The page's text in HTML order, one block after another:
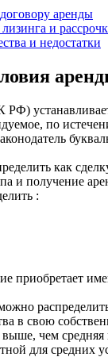
аренды
и
и недостатки
по
как
и получение
:
приобретает
в свою
выше, чем
для